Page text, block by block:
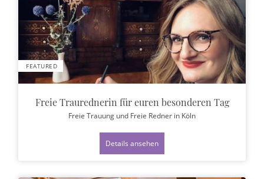
FEATURED
Freie Traurednerin für euren besonderen Tag
Freie Trauung und Freie Redner in Köln
Details ansehen